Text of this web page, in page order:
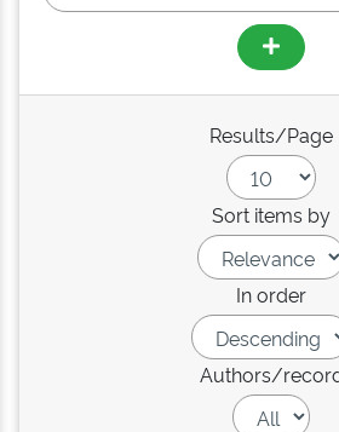
Results/Page
Sort items by
In order
Authors/